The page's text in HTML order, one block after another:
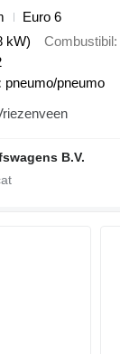
Euro 6
kW) Combustibil
pneumo/pneumo
B.V.